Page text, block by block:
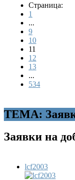
Страница:
1
...
9
10
11
12
13
...
534
ТЕМА:
Заявки на
lcf2003